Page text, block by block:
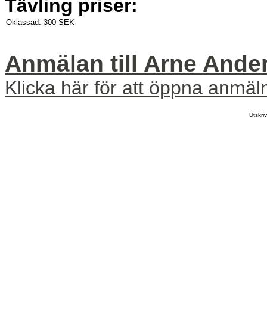
Tävling priser:
Oklassad: 300 SEK
Anmälan till Arne
Klicka här för att öppna